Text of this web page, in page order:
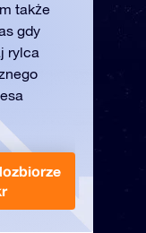
także
gdy
rylca